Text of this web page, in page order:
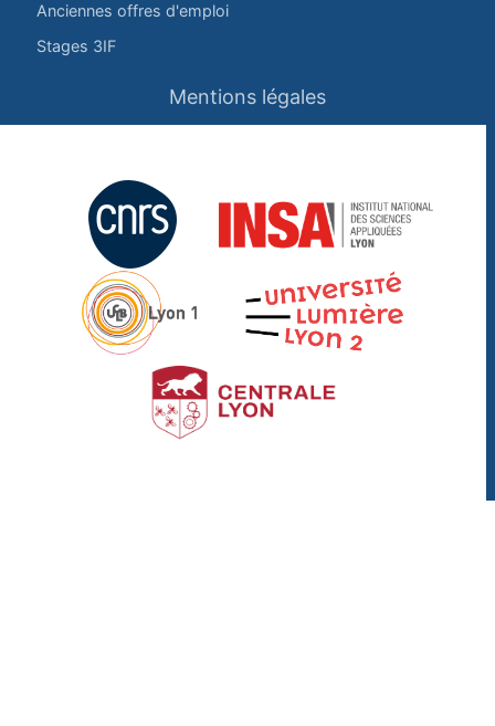
Anciennes offres d'emploi
Stages 3IF
Mentions légales